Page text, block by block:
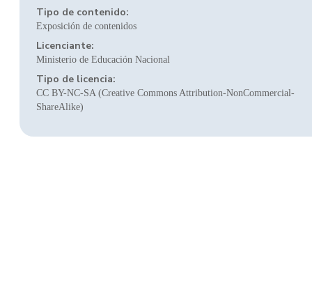
Tipo de contenido:
Exposición de contenidos
Licenciante:
Ministerio de Educación Nacional
Tipo de licencia:
CC BY-NC-SA (Creative Commons Attribution-NonCommercial-
ShareAlike)